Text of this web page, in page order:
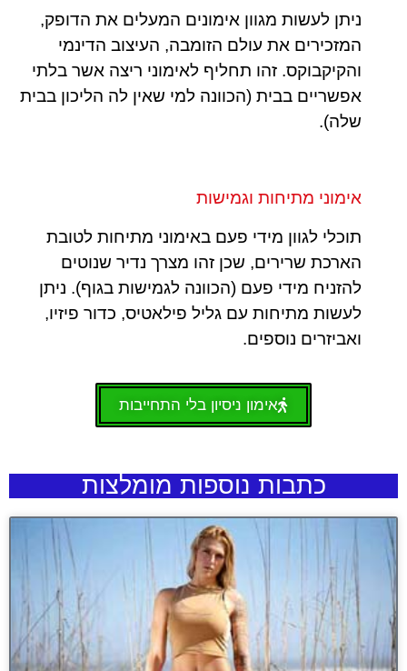
ניתן לעשות מגוון אימונים המעלים את הדופק,
המזכירים את עולם הזומבה, העיצוב הדינמי
והקיקבוקס. זהו תחליף לאימוני ריצה אשר בלתי
אפשריים בבית (הכוונה למי שאין לה הליכון בבית
שלה).
אימוני מתיחות וגמישות
תוכלי לגוון מידי פעם באימוני מתיחות לטובת
הארכת שרירים, שכן זהו מצרך נדיר שנוטים
להזניח מידי פעם (הכוונה לגמישות בגוף). ניתן
לעשות מתיחות עם גליל פילאטיס, כדור פיזיו,
ואביזרים נוספים.
אימון ניסיון בלי התחייבות
כתבות נוספות מומלצות